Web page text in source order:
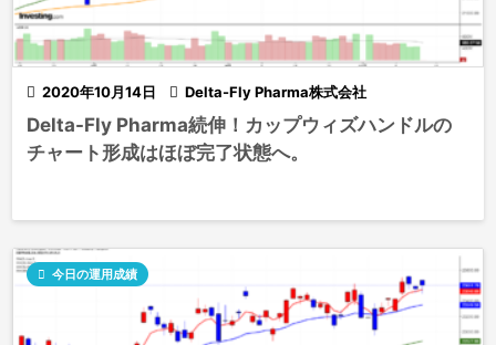
 2020年10月14日  Delta-Fly Pharma株式会社
Delta-Fly Pharma続伸！カップウィズハンドルの
チャート形成はほぼ完了状態へ。
 今日の運用成績